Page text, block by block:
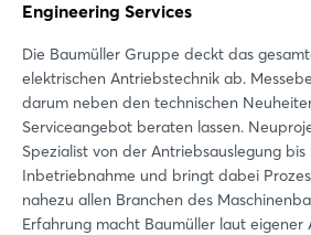
Engineering Services
Die Baumüller Gruppe deckt das
elektrischen Antriebstechnik ab.
darum neben den technischen
Serviceangebot beraten lassen.
Spezialist von der Antriebsauslegung bis
Inbetriebnahme und bringt dabei
nahezu allen Branchen des
Erfahrung macht Baumüller laut eigener